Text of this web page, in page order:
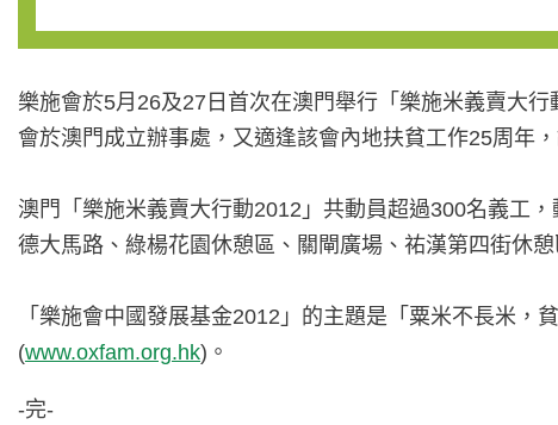
樂施會於5月26及27日首次在澳門舉行「樂施米義賣大
會於澳門成立辦事處，又適逢該會內地扶貧工作25周年
澳門「樂施米義賣大行動2012」共動員超過300名義工
德大馬路、綠楊花園休憩區、關閘廣場、祐漢第四街休
「樂施會中國發展基金2012」的主題是「粟米不長米
(www.oxfam.org.hk)。
-完-